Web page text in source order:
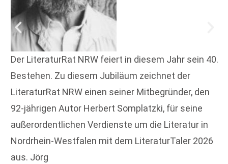
Der LiteraturRat NRW feiert in diesem Jahr sein 40.
Bestehen. Zu diesem Jubiläum zeichnet der
LiteraturRat NRW einen seiner Mitbegründer, den
92-jährigen Autor Herbert Somplatzki, für seine
außerordentlichen Verdienste um die Literatur in
Nordrhein-Westfalen mit dem LiteraturTaler 2026
aus. Jörg